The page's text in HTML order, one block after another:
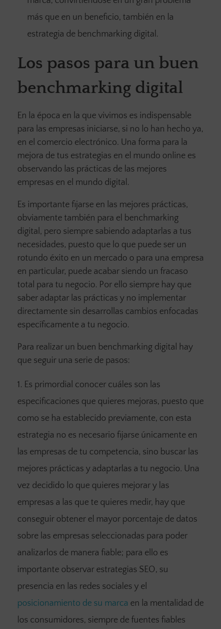
más que en un beneficio, también en la
estrategia de benchmarking digital.
Los pasos para un buen
benchmarking digital
En la época en la que vivimos es indispensable
para las empresas iniciarse, si no lo han hecho ya,
en el comercio electrónico. Una forma para la
mejora de tus estrategias en el mundo online es
observando las prácticas de las mejores
empresas en el mundo digital.
Es importante fijarse en las mejores prácticas,
obviamente también para el benchmarking
digital, pero siempre sabiendo adaptarlas a tus
necesidades, puesto que lo que puede ser un
rotundo éxito en un mercado o para una empresa
en particular, puede acabar siendo un fracaso
total para tu negocio. Por ello siempre hay que
saber adaptar las prácticas y no implementar
directamente sin desarrollas cambios enfocadas
específicamente a tu negocio.
Para realizar un buen benchmarking digital hay
que seguir una serie de pasos:
Es primordial conocer cuáles son las
especificaciones que quieres mejoras, puesto que
como se ha establecido previamente, con esta
estrategia no es necesario fijarse únicamente en
las empresas de tu competencia, sino buscar las
mejores prácticas y adaptarlas a tu negocio. Una
vez decidido lo que quieres mejorar y las
empresas a las que te quieres medir, hay que
conseguir obtener el mayor porcentaje de datos
sobre las empresas seleccionadas para poder
analizarlos de manera fiable; para ello es
importante observar estrategias SEO, su
presencia en las redes sociales y el
posicionamiento de su marca en la mentalidad de
los consumidores, siempre de fuentes fiables